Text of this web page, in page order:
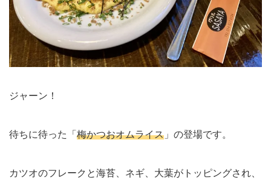
ジャーン！
待ちに待った「 梅かつおオムライス 」の登場です。
カツオのフレークと海苔、ネギ、大葉がトッピングされ、